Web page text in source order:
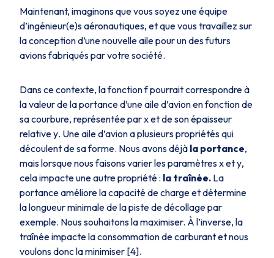
Maintenant, imaginons que vous soyez une équipe
d’ingénieur(e)s aéronautiques, et que vous travaillez sur
la conception d’une nouvelle aile pour un des futurs
avions fabriqués par votre société.
Dans ce contexte, la fonctionfpourrait correspondre à
la valeur de la portance d’une aile d’avion en fonction de
sa courbure, représentée parxet de son épaisseur
relativey. Une aile d’avion a plusieurs propriétés qui
découlent de sa forme. Nous avons déjà la portance,
mais lorsque nous faisons varier les paramètresxety,
cela impacte une autre propriété : la traînée. La
portance améliore la capacité de charge et détermine
la longueur minimale de la piste de décollage par
exemple. Nous souhaitons la maximiser. À l’inverse, la
traînée impacte la consommation de carburant et nous
voulons donc la minimiser [4].